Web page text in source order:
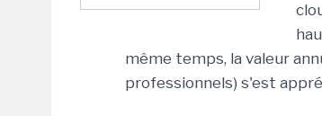
même temps, la valeur
professionnels) s'est